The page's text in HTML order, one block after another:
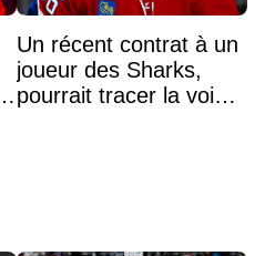
Un récent contrat à un
joueur des Sharks,
pourrait tracer la voie à